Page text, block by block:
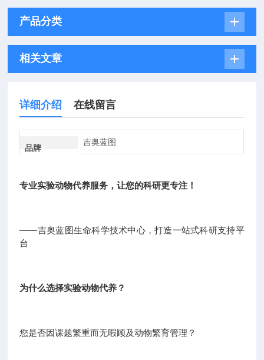
产品分类
相关文章
详细介绍 在线留言
品牌
吉奥蓝图
专业实验动物代养服务，让您的科研更专注！
——吉奥蓝图生命科学技术中心，打造一站式科研支持平
台
为什么选择实验动物代养？
您是否因课题繁重而无暇顾及动物繁育管理？